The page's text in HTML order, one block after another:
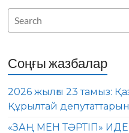
Соңғы жазбалар
2026 жылғы 23 тамыз:
Құрылтай
«ЗАҢ МЕН ТӘРТІП»